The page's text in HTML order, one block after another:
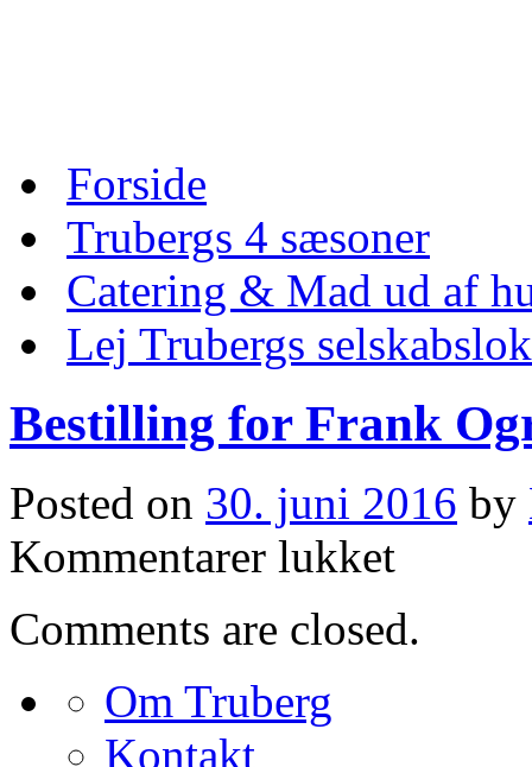
to
Forside
Trubergs 4 sæsoner
Catering & Mad ud af
Lej Trubergs
Bestilling for Frank
Posted on 30. juni 2016 by
Kommentarer lukket
Ogrocki
Comments are closed.
Om Truberg
Kontakt